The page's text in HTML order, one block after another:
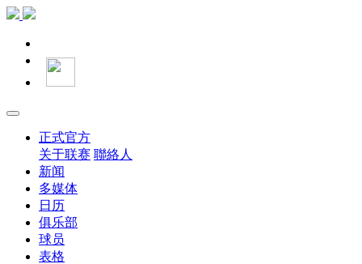
正式官方
关于联赛 聯絡人
新闻
多媒体
日历
俱乐部
球员
表格